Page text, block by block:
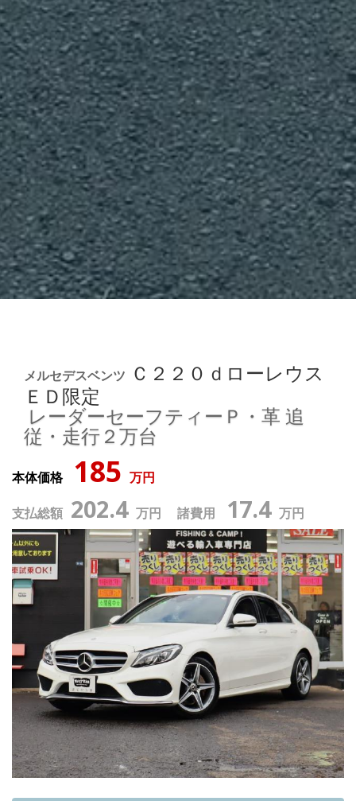
メルセデスベンツ Ｃ２２０ｄローレウス
ＥＤ限定
レーダーセーフティーＰ・革 追
従・走行２万台
本体価格 185 万円
支払総額 202.4 万円 諸費用 17.4 万円